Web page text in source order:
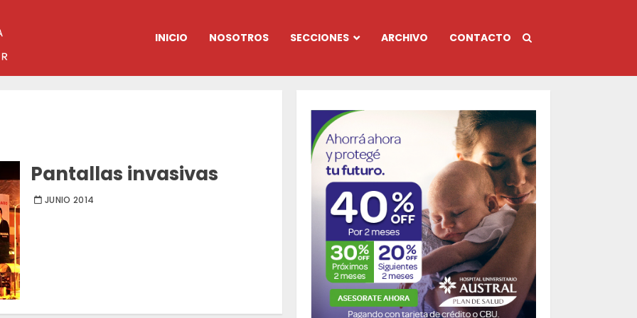
INICIO NOSOTROS SECCIONES ARCHIVO CONTACTO
Pantallas invasivas
JUNIO 2014